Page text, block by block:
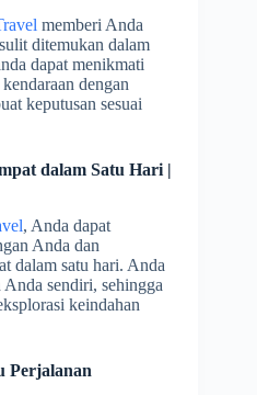
memberi Anda
ditemukan dalam
dapat menikmati
dengan
keputusan sesuai
dalam Satu Hari |
, Anda dapat
Anda dan
dalam satu hari. Anda
sendiri, sehingga
keindahan
Perjalanan